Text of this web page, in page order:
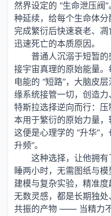
然界设定的 “生命泄压阀
种延续，给每个生命体
完成繁衍后快速衰老、
迅速死亡的本质原因。
普通人沉溺于短暂
接宇宙真理的原始能量
电能的 “短路”，大脑皮
缘系统接管一切，创造
特斯拉选择逆向而行：
本用于繁衍的原始力量，
这便是心理学的 “升华”
升频”。
这种选择，让他拥
睡两小时，无需图纸与
建模与复杂实验，精准
无数灵感，都是长期独
共振的产物 —— 当精力